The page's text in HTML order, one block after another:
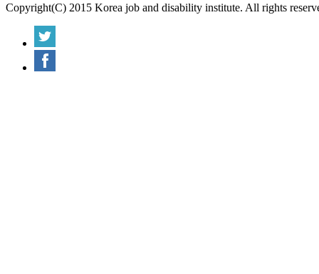
Copyright(C) 2015 Korea job and disability institute. All rights